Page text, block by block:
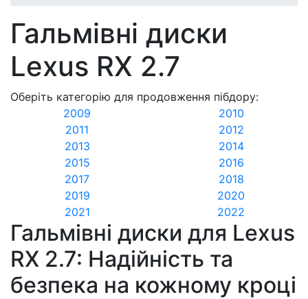
Гальмівні диски
Lexus RX 2.7
Оберіть категорію для продовження пібдору:
2009
2010
2011
2012
2013
2014
2015
2016
2017
2018
2019
2020
2021
2022
Гальмівні диски для Lexus
RX 2.7: Надійність та
безпека на кожному кроці